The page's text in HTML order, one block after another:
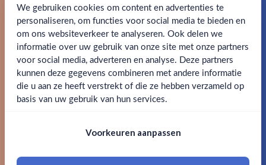
Ben jij 18 jaar of ouder?
Ja Nee
18 jaar of ouder zijn
vleugje peper.
SPECIFICATIES
Alcohol 44.00%
Merk Citadelle Gin
Inhoud 0,05L
We gebruiken cookies om content en advertenties te
personaliseren, om functies voor social media te bieden en
om ons websiteverkeer te analyseren. Ook delen we
informatie over uw gebruik van onze site met onze partners
voor social media, adverteren en analyse. Deze partners
kunnen deze gegevens combineren met andere informatie
die u aan ze heeft verstrekt of die ze hebben verzameld op
basis van uw gebruik van hun services.
Voorkeuren aanpassen
Schrijf je in en ontvang direct 5% korting op je eerste
bestelling.
Email
Claim mijn korting